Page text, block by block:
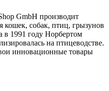
GmbH производит
кошек, собак, птиц, грызунов
в 1991 году Норбертом
на птицеводстве.
инновационные товары